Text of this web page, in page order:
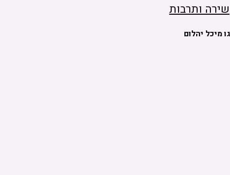
שירה ותרבות